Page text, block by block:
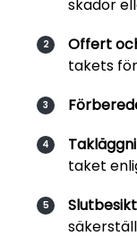
skador
Offert
takets
taket